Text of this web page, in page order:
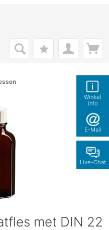
Winkel
info
E-Mail
Live-Chat
met DIN 22